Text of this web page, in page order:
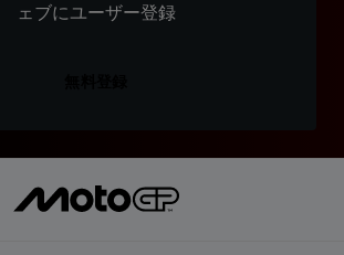
ェブにユーザー登録